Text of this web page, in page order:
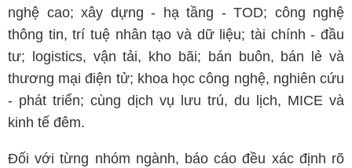
nghệ cao; xây dựng - hạ tầng - TOD; công nghệ
thông tin, trí tuệ nhân tạo và dữ liệu; tài chính - đầu
tư; logistics, vận tải, kho bãi; bán buôn, bán lẻ và
thương mại điện tử; khoa học công nghệ, nghiên cứu
- phát triển; cùng dịch vụ lưu trú, du lịch, MICE và
kinh tế đêm.
Đối với từng nhóm ngành, báo cáo đều xác định rõ